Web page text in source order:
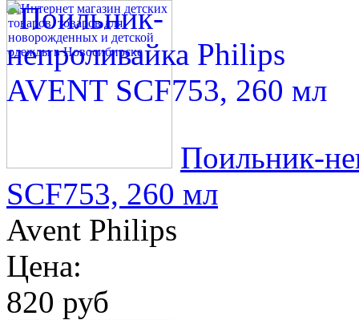
Поильник-
SCF753, 260 мл
Avent Philips
Цена:
820 руб